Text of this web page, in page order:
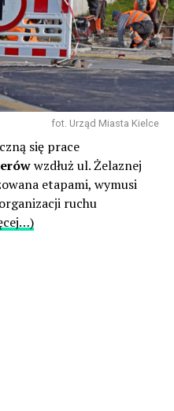
fot. Urząd Miasta Kielce
się prace
wzdłuż ul. Żelaznej
etapami, wymusi
ruchu